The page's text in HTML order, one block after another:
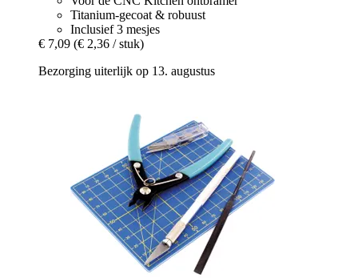
Titanium-gecoat & robuust
Inclusief 3 mesjes
€ 7,09 (€ 2,36 / stuk)
Bezorging uiterlijk op 13. augustus